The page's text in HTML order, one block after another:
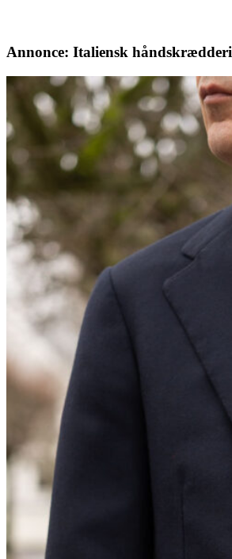
Annonce: Italiensk håndskrædderi